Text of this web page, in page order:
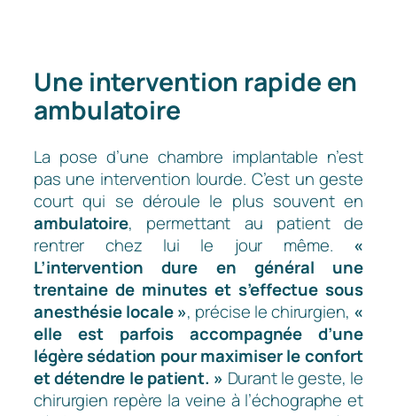
Une intervention rapide en
ambulatoire
La pose d’une chambre implantable n’est
pas une intervention lourde. C’est un geste
court qui se déroule le plus souvent en
ambulatoire, permettant au patient de
rentrer chez lui le jour même. «
L’intervention dure en général une
trentaine de minutes et s’effectue sous
anesthésie locale », précise le chirurgien, «
elle est parfois accompagnée d’une
légère sédation pour maximiser le confort
et détendre le patient. » Durant le geste, le
chirurgien repère la veine à l’échographe et